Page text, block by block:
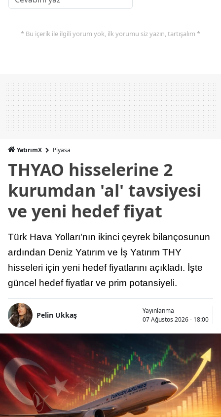
* Bu içerik ile ilgili yorum yok, ilk yorumu siz yazın, tartışalım *
YatırımX Piyasa
THYAO hisselerine 2
kurumdan 'al' tavsiyesi
ve yeni hedef fiyat
Türk Hava Yolları'nın ikinci çeyrek bilançosunun
ardından Deniz Yatırım ve İş Yatırım THY
hisseleri için yeni hedef fiyatlarını açıkladı. İşte
güncel hedef fiyatlar ve prim potansiyeli.
Pelin Ukkaş
Yayınlanma
07 Ağustos 2026 - 18:00